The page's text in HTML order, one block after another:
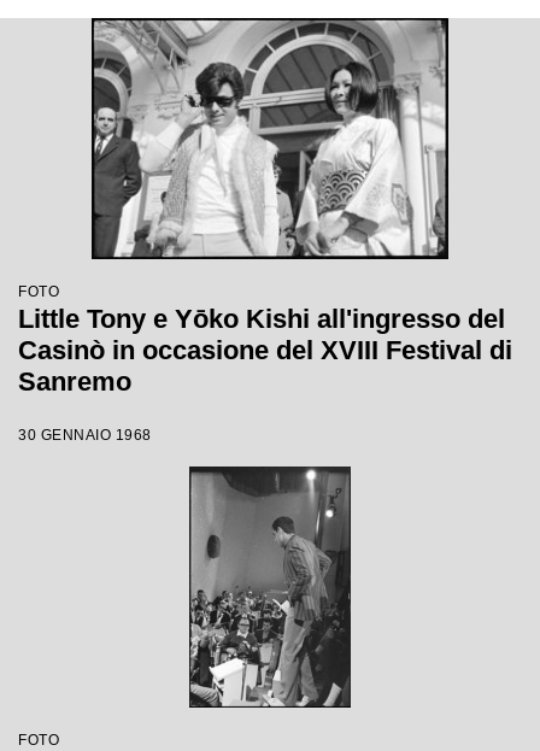
FOTO
Little Tony e Yōko Kishi all'ingresso del
Casinò in occasione del XVIII Festival di
Sanremo
30 GENNAIO 1968
FOTO